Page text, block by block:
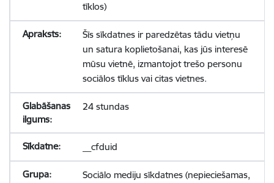
tīklos)
Šīs sīkdatnes ir paredzētas tādu vietņu
un satura koplietošanai, kas jūs interesē
mūsu vietnē, izmantojot trešo personu
sociālos tīklus vai citas vietnes.
24 stundas
__cfduid
Sociālo mediju sīkdatnes (nepieciešamas,